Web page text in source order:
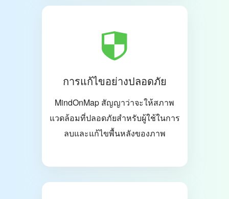
การแก้ไขอย่างปลอดภัย
MindOnMap สัญญาว่าจะให้สภาพ
แวดล้อมที่ปลอดภัยสำหรับผู้ใช้ในการ
ลบและแก้ไขพื้นหลังของภาพ